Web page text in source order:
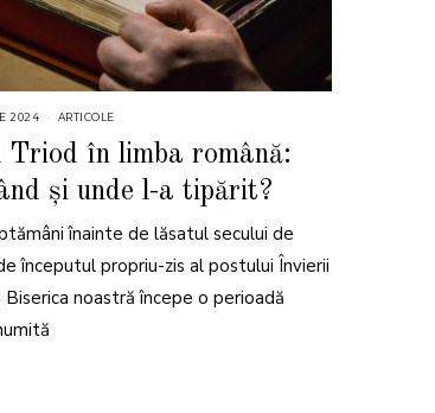
2024 ARTICOLE
Triod în limba română:
și unde l-a tipărit?
înainte de lăsatul secului de
începutul propriu-zis al postului Învierii
Biserica noastră începe o perioadă